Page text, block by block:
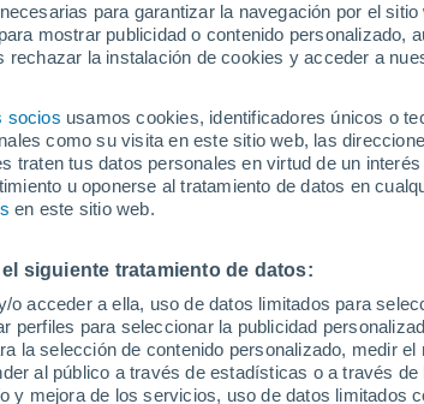
para garantizar la navegación por el
mostrar publicidad o contenido personalizado,
rechazar la instalación de cookies y acceder a
socios usamos cookies, identificadores únicos o
como su visita en este sitio web, las
traten tus datos personales en virtud de un
u oponerse al tratamiento de datos en
en este sitio web.
siguiente tratamiento de datos:
o acceder a ella, uso de datos limitados para
perfiles para seleccionar la publicidad
la selección de contenido personalizado, medir el
al público a través de estadísticas o a través
y mejora de los servicios, uso de datos limitados